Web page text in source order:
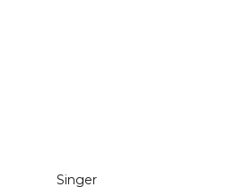
Singer